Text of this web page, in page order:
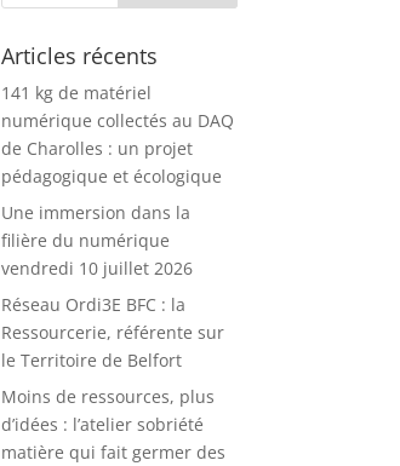
Articles récents
141 kg de matériel
numérique collectés au DAQ
de Charolles : un projet
pédagogique et écologique
Une immersion dans la
filière du numérique
vendredi 10 juillet 2026
Réseau Ordi3E BFC : la
Ressourcerie, référente sur
le Territoire de Belfort
Moins de ressources, plus
d’idées : l’atelier sobriété
matière qui fait germer des